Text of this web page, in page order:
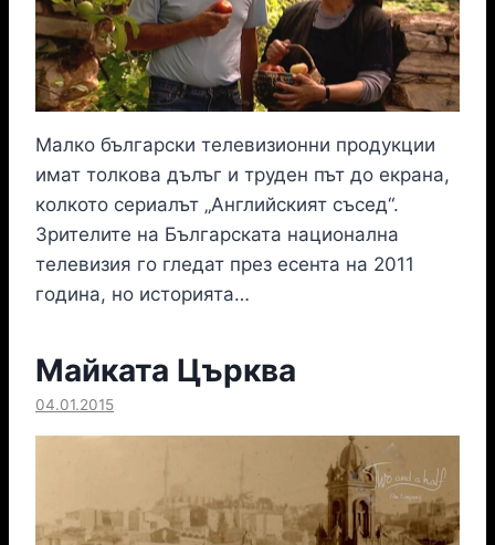
Малко български телевизионни продукции
имат толкова дълъг и труден път до екрана,
колкото сериалът „Английският съсед“.
Зрителите на Българската национална
телевизия го гледат през есента на 2011
година, но историята…
Майката Църква
04.01.2015